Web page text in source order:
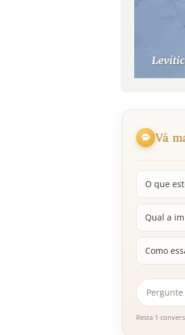
Vá
O que
Qual a
Como
Resta 1